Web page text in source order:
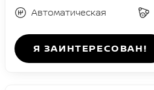
Автоматическая
Я ЗАИНТЕРЕСОВАН!